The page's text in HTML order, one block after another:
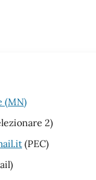
(MN)
2)
(PEC)